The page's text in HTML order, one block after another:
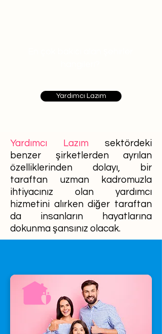
Yardımcı Lazım
Yardımcı Lazım sektördeki
benzer şirketlerden ayrılan
özelliklerinden dolayı, bir
taraftan uzman kadromuzla
ihtiyacınız olan yardımcı
hizmetini alırken diğer taraftan
da insanların hayatlarına
dokunma şansınız olacak.